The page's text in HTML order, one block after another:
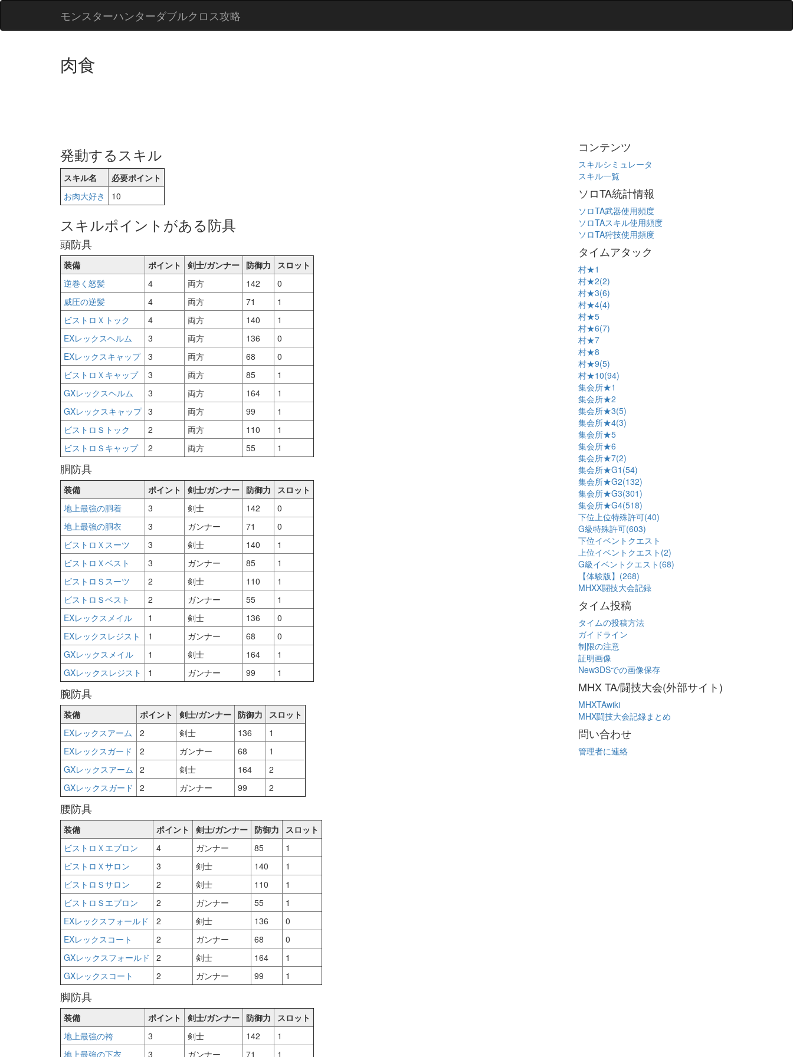
モンスターハンターダブルクロス攻略
肉食
発動するスキル
スキル名
必要ポイント
お肉大好き
10
スキルポイントがある防具
頭防具
装備 ポイント 剣士/ガンナー 防御力
スロット
逆巻く怒髪
4 両方 142
0
威圧の逆髪
4 両方 71
1
ビストロＸトック
4 両方 140
1
EXレックスヘルム
3 両方 136
0
EXレックスキャップ
3 両方 68
0
ビストロＸキャップ
3 両方 85
1
GXレックスヘルム
3 両方 164
1
GXレックスキャップ 3 両方 99
1
ビストロＳトック
2 両方 110
1
ビストロＳキャップ
2 両方 55 1
胴防具
装備 ポイント 剣士/ガンナー 防御力
スロット
地上最強の胴着
3 剣士 142
0
地上最強の胴衣
3 ガンナー 71
0
ビストロＸスーツ
3 剣士 140
1
ビストロＸベスト
3 ガンナー 85
1
ビストロＳスーツ
2 剣士 110
1
ビストロＳベスト
2 ガンナー 55
1
EXレックスメイル
1 剣士 136
0
EXレックスレジスト
1 ガンナー 68
0
GXレックスメイル
1 剣士 164
1
GXレックスレジスト
1 ガンナー 99 1
腕防具
装備 ポイント 剣士/ガンナー 防御力
スロット
EXレックスアーム
2 剣士 136
1
EXレックスガード
2 ガンナー 68
1
GXレックスアーム 2 剣士 164
2
GXレックスガード
2 ガンナー 99 2
腰防具
装備 ポイント 剣士/ガンナー 防御力
スロット
ビストロＸエプロン
4 ガンナー 85
1
ビストロＸサロン
3 剣士 140
1
ビストロＳサロン
2 剣士 110
1
ビストロＳエプロン
2 ガンナー 55
1
EXレックスフォールド
2 剣士 136
0
EXレックスコート
2 ガンナー 68
0
GXレックスフォールド
2 剣士 164
1
GXレックスコート
2 ガンナー 99 1
脚防具
装備 ポイント 剣士/ガンナー 防御力
スロット
地上最強の袴
3 剣士 142
1
地上最強の下衣
3 ガンナー 71 1
コンテンツ
スキルシミュレータ
スキル一覧
ソロTA統計情報
ソロTA武器使用頻度
ソロTAスキル使用頻度
ソロTA狩技使用頻度
タイムアタック
村★1
村★2(2)
村★3(6)
村★4(4)
村★5
村★6(7)
村★7
村★8
村★9(5)
村★10(94)
集会所★1
集会所★2
集会所★3(5)
集会所★4(3)
集会所★5
集会所★6
集会所★7(2)
集会所★G1(54)
集会所★G2(132)
集会所★G3(301)
集会所★G4(518)
下位上位特殊許可(40)
G級特殊許可(603)
下位イベントクエスト
上位イベントクエスト(2)
G級イベントクエスト(68)
【体験版】(268)
MHXX闘技大会記録
タイム投稿
タイムの投稿方法
ガイドライン
制限の注意
証明画像
New3DSでの画像保存
MHX TA/闘技大会(外部サイト)
MHXTAwiki
MHX闘技大会記録まとめ
問い合わせ
管理者に連絡